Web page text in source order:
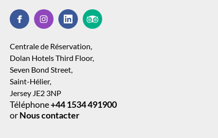
Centrale de Réservation,
Dolan Hotels Third Floor,
Seven Bond Street,
Saint-Hélier,
Jersey JE2 3NP
Téléphone+44 1534 491900
orNous contacter